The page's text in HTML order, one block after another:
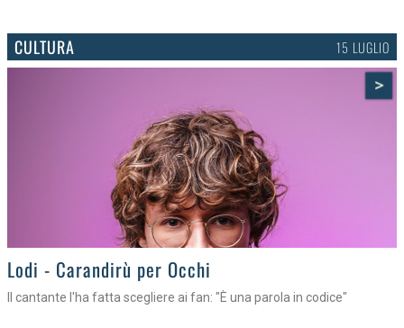
CULTURA 15 LUGLIO
>
Lodi - Carandirù per Occhi
Il cantante l'ha fatta scegliere ai fan: "È una parola in codice"